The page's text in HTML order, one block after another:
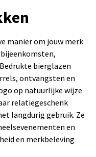
manier om jouw merk
bierglazen
ontvangsten en
op natuurlijke wijze
relatiegeschenk
langdurig gebruik. Ze
en
en merkbeleving